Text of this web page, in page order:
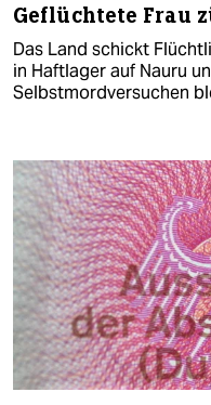
Geflüchtete Frau
Das Land schickt
in Haftlager auf Nauru
Selbstmordversuchen